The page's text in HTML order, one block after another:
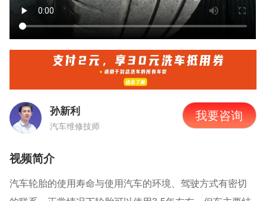
孙新利
汽车维修技师
我要咨询
视频简介
汽车轮胎的使用寿命与使用汽车的环境、驾驶方式有密切